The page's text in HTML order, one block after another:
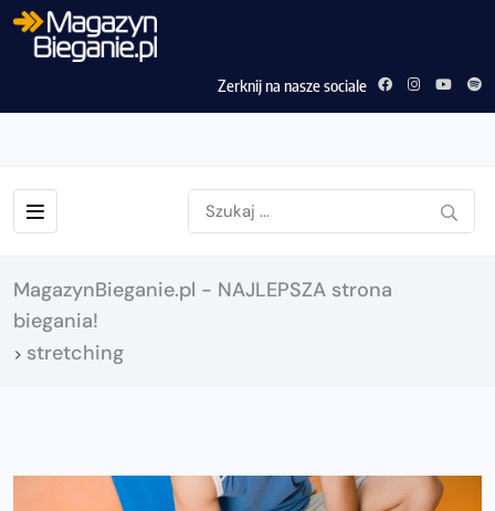
Zerknij na nasze sociale
MagazynBieganie.pl - NAJLEPSZA strona
biegania!
> stretching